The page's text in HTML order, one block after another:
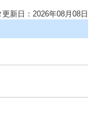
更新日：2026年08月08日